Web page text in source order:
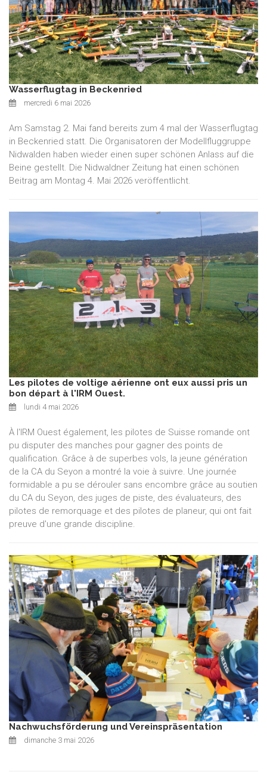
Wasserflugtag in Beckenried
mercredi 6 mai 2026
Am Samstag 2. Mai fand bereits zum 4 mal der Wasserflugtag
in Beckenried statt. Die Organisatoren der Modellfluggruppe
Nidwalden haben wieder einen super schönen Anlass auf die
Beine gestellt. Die Nidwaldner Zeitung hat einen schönen
Beitrag am Montag 4. Mai 2026 veröffentlicht.
Les pilotes de voltige aérienne ont eux aussi pris un
bon départ à l'IRM Ouest.
lundi 4 mai 2026
À l'IRM Ouest également, les pilotes de Suisse romande ont
pu disputer des manches pour gagner des points de
qualification. Grâce à de superbes vols, la jeune génération
de la CA du Seyon a montré la voie à suivre. Une journée
formidable a pu se dérouler sans encombre grâce au soutien
du CA du Seyon, des juges de piste, des évaluateurs, des
pilotes de remorquage et des pilotes de planeur, qui ont fait
preuve d'une grande discipline.
Nachwuchsförderung und Vereinspräsentation
dimanche 3 mai 2026